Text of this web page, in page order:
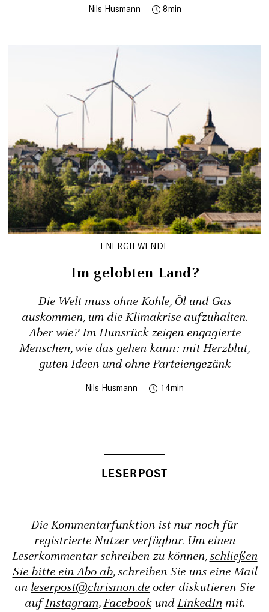
Nils Husmann 8
ENERGIEWENDE
Im gelobten Land?
Die Welt muss ohne Kohle, Öl und Gas
auskommen, um die Klimakrise aufzuhalten.
Aber wie? Im Hunsrück zeigen ­engagierte
Menschen, wie das gehen kann: mit Herzblut,
guten Ideen und ohne Parteiengezänk
Nils Husmann 14
Die Kommentarfunktion ist nur noch für
registrierte Nutzer verfügbar. Um einen
Leserkommentar schreiben zu können,schließen
Sie bitte ein Abo ab, schreiben Sie uns eine Mail
an leserpost@chrismon.de oder diskutieren Sie
aufInstagram,FacebookundLinkedInmit.